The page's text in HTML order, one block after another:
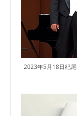
2023年5月18日紀